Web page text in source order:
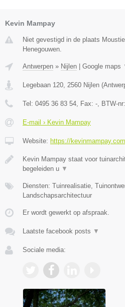
Kevin Mampay
Niet gevestigd in de plaats
Henegouwen.
Antwerpen » Nijlen | Google maps
Legebaan 120 2560 Nijlen (
Tel: 0495 36 83 54 , Fax: - , BTW-nr:
E-mail › Kevin Mampay
Website: https://
Kevin Mampay staat voor
begeleiden u ▼
Diensten: Tuinrealisatie,
Landschapsarchitectuur
Er wordt gewerkt op afspraak.
Laatste facebook posts ▼
Sociale media: